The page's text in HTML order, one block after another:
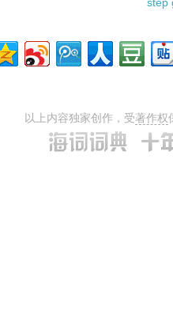
以上内容独家创作，受著作权